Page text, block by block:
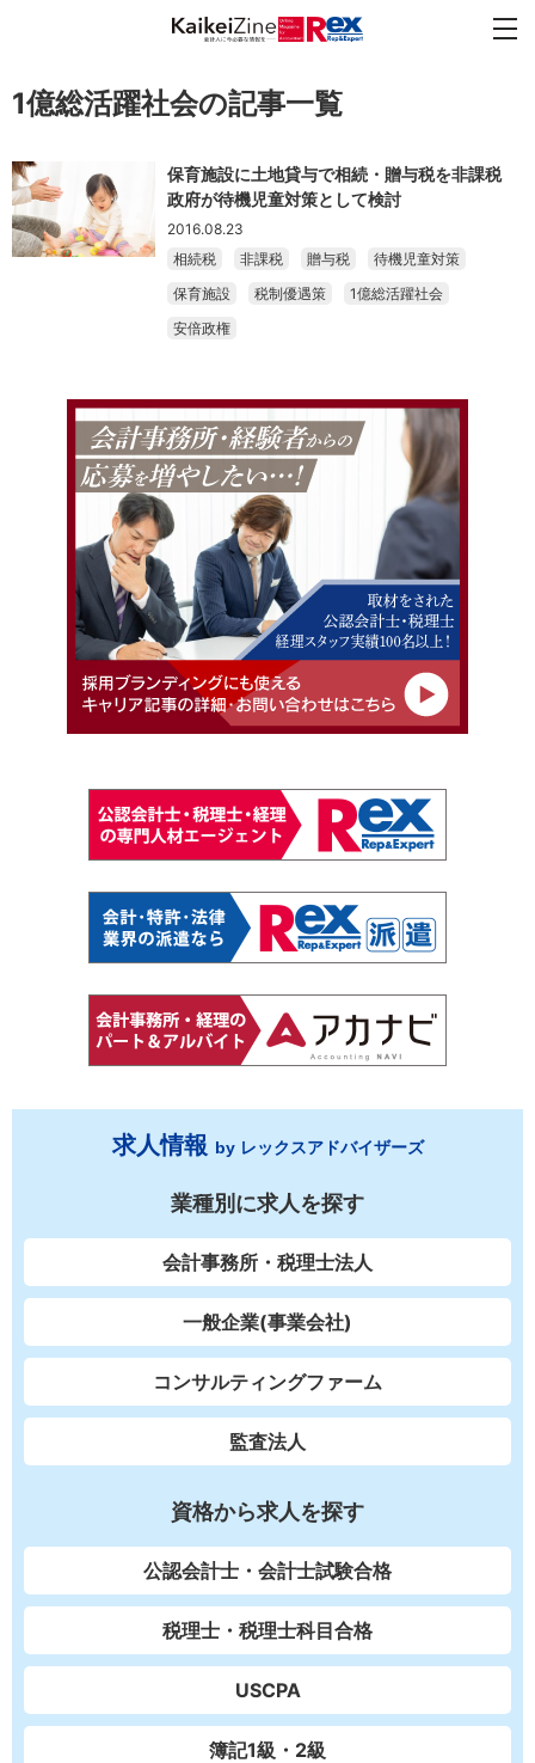
1億総活躍社会の記事一覧
保育施設に土地貸与で相続・贈与税を非課税
政府が待機児童対策として検討
2016.08.23
相続税
非課税 贈与税
待機児童対策
保育施設
税制優遇策
1億総活躍社会
安倍政権
求人情報 by レックスアドバイザーズ
業種別に求人を探す
会計事務所・税理士法人
一般企業(事業会社)
コンサルティングファーム
監査法人
資格から求人を探す
公認会計士・会計士試験合格
税理士・税理士科目合格
USCPA
簿記1級・2級